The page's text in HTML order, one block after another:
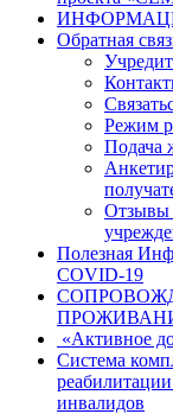
Обратная
Режим
Подача
Отзывы
Полезная
COVID-19
«Активное
Система
инвалидов